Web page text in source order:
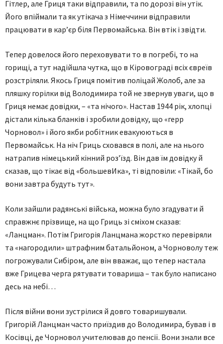
Гітлер, але Гриця таки відправили, та по дорозі він утік.
Його впіймали та як утікача з Німеччини відправили
працювати в кар’єр біля Первомайська. Він втік і звідти.
Тепер довелося його переховувати то в погребі, то на
горищі, а тут надійшла чутка, що в Кіровограді всіх євреїв
розстріляли. Якось Гриця помітив поліцай Жолоб, але за
пляшку горілки від Володимира той не звернув уваги, що в
Гриця немає довідки, – «та нічого». Настав 1944 рік, хлопці
дістали кілька бланків і зробили довідку, що «герр
Чорновол» і його якби робітник евакуюються в
Первомайськ. На ніч Гриць сховався в полі, але на нього
натрапив німецький кінний роз’їзд. Він дав їм довідку й
сказав, що тікає від «большевИка», ті відповіли: «Тікай, бо
вони завтра будуть тут».
Коли зайшли радянські війська, можна було згадувати й
справжнє прізвище, на що Гриць зі сміхом сказав:
«Ланцман». Потім Григорія Ланцмана жорстко перевіряли
та «нагородили» штрафним батальйоном, а Чорноволу теж
погрожували Сибіром, але він вважає, що тепер настала
вже Грицева черга рятувати товариша – так було написано
десь на небі…
Після війни вони зустрілися й довго товаришували.
Григорій Ланцман часто приїздив до Володимира, бував і в
Косівці, де Чорновол учителював до пенсії. Вони знали все